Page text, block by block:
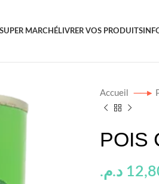
SUPER MARCHÉ LIVRER VOS PRODUITS
Accueil
POIS
د.م.